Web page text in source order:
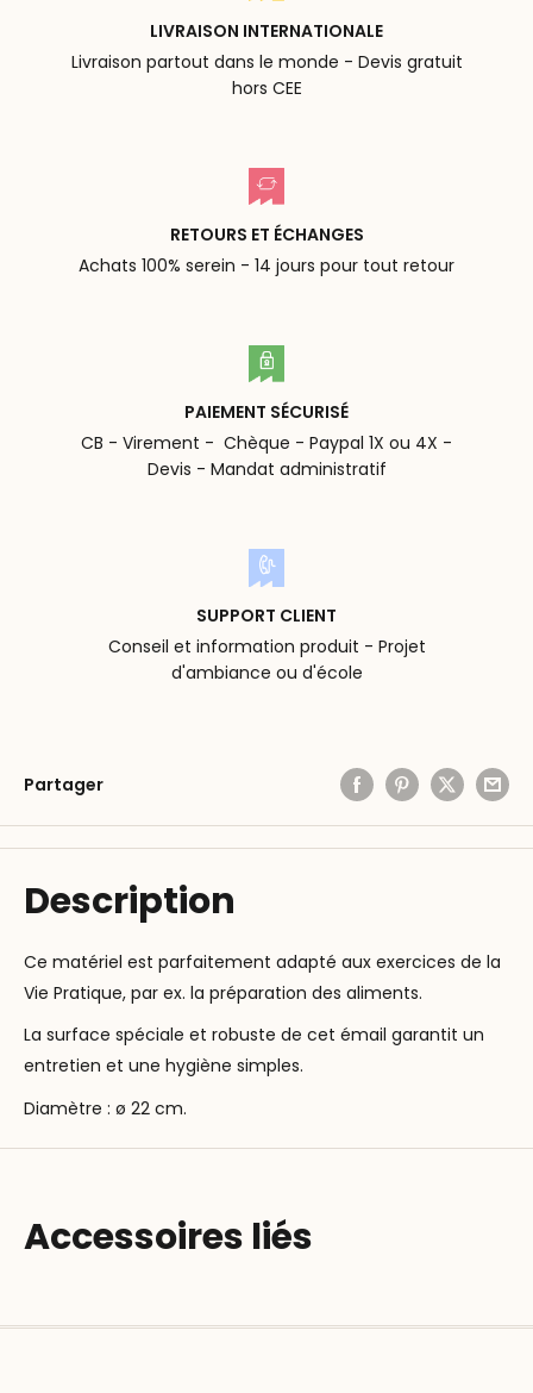
LIVRAISON INTERNATIONALE
Livraison partout dans le monde - Devis gratuit
hors CEE
RETOURS ET ÉCHANGES
Achats 100% serein - 14 jours pour tout retour
PAIEMENT SÉCURISÉ
CB - Virement - Chèque - Paypal 1X ou 4X -
Devis - Mandat administratif
SUPPORT CLIENT
Conseil et information produit - Projet
d'ambiance ou d'école
Partager
Description
Ce matériel est parfaitement adapté aux exercices de la
Vie Pratique, par ex. la préparation des aliments.
La surface spéciale et robuste de cet émail garantit un
entretien et une hygiène simples.
Diamètre : ø 22 cm.
Accessoires liés